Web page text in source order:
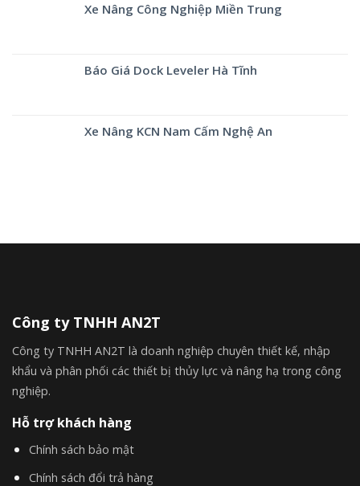
Xe Nâng Công Nghiệp Miền Trung
Báo Giá Dock Leveler Hà Tĩnh
Xe Nâng KCN Nam Cấm Nghệ An
Công ty TNHH AN2T
Công ty TNHH AN2T là doanh nghiệp chuyên thiết kế, nhập
khẩu và phân phối các thiết bị thủy lực và nâng hạ trong công
nghiệp.
Hỗ trợ khách hàng
Chính sách bảo mật
Chính sách đổi trả hàng